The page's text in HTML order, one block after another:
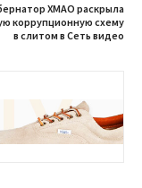
ХМАО раскрыла
коррупционную схему
в слитом в Сеть видео